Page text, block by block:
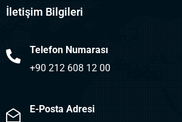
İletişim Bilgileri
Telefon Numarası
+90 212 608 12 00
E-Posta Adresi